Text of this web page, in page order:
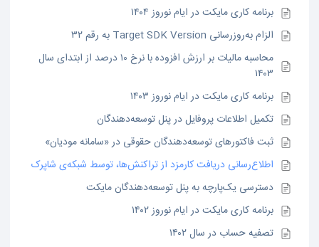
برنامه کاری مایکت در ایام نوروز ۱۴۰۴
الزام به‌روزرسانی Target SDK Version به رقم ۳۲
محاسبه مالیات بر ارزش افزوده با نرخ ۱۰ درصد از ابتدای سال
۱۴۰۳
برنامه کاری مایکت در ایام نوروز ۱۴۰۳
تکمیل اطلاعات پروفایل در پنل توسعه‌دهندگان
ثبت فاکتورهای توسعه‌دهندگان حقوقی در «سامانه مودیان»
اطلاع‌رسانی دریافت کارمزد از تراکنش‌ها، توسط شبکه‌ی شاپرک
دسترسی یک‌پارچه به پنل توسعه‌دهندگان مایکت
برنامه کاری مایکت در ایام نوروز ۱۴۰۲
تصفیه حساب در سال ۱۴۰۲